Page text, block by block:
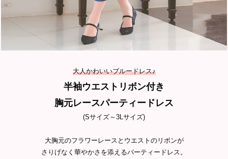
大人かわいいブルードレス♪
半袖ウエストリボン付き
胸元レースパーティードレス
(Sサイズ～3Lサイズ)
大胸元のフラワーレースとウエストのリボンが
さりげなく華やかさを添えるパーティードレス。